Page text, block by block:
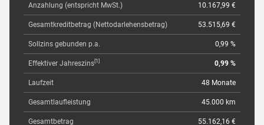
Anzahlung (entspricht MwSt.) 10.167,99 €
Gesamtkreditbetrag (Nettodarlehensbetrag) 53.515,69 €
Sollzins gebunden p.a. 0,99 %
Effektiver Jahreszins[1] 0,99 %
Laufzeit 48 Monate
Gesamtlaufleistung 45.000 km
Gesamtbetrag 55.162,16 €